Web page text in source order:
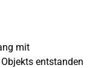
mit
entstanden